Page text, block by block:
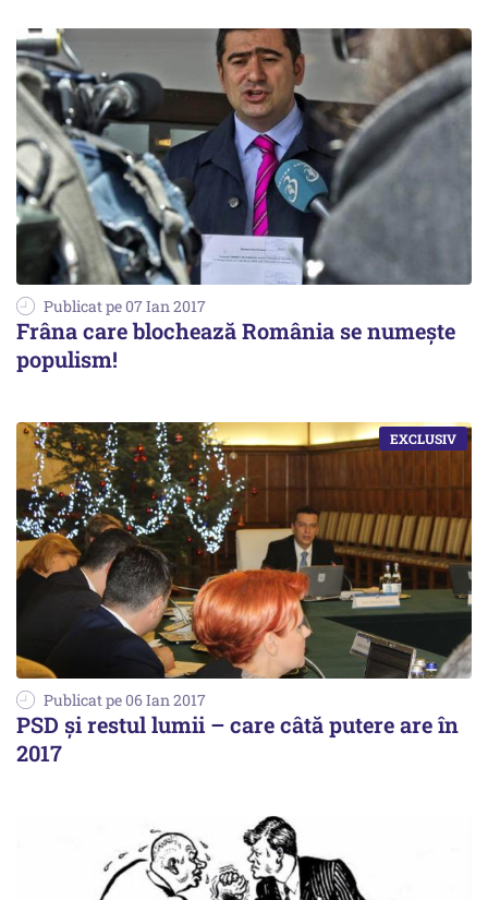
Publicat pe 07 Ian 2017
Frâna care blochează România se numește
populism!
Publicat pe 06 Ian 2017
PSD și restul lumii – care câtă putere are în
2017